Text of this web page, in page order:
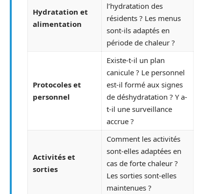
Hydratation et
alimentation
l’hydratation des
résidents ? Les menus
sont-ils adaptés en
période de chaleur ?
Protocoles et
personnel
Existe-t-il un plan
canicule ? Le personnel
est-il formé aux signes
de déshydratation ? Y a-
t-il une surveillance
accrue ?
Activités et
sorties
Comment les activités
sont-elles adaptées en
cas de forte chaleur ?
Les sorties sont-elles
maintenues ?